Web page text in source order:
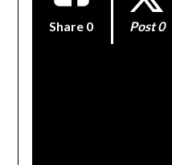
Share 0 Post 0